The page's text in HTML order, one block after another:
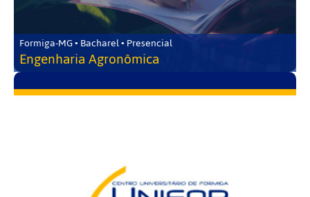
Formiga-MG • Bacharel • Presencial
Engenharia Agronômica